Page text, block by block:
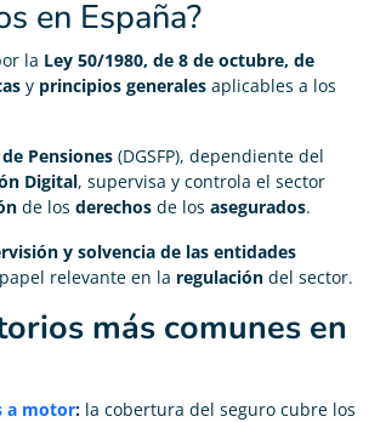
en España?
la Ley 50/1980, de 8 de octubre, de
y principios generales aplicables a los
Pensiones (DGSFP), dependiente del
Digital, supervisa y controla el sector
de los derechos de los asegurados.
y solvencia de las entidades
relevante en la regulación del sector.
más comunes en
a motor: la cobertura del seguro cubre los
Álvaro García
podido rebajar el precio de mi seguro de vida un